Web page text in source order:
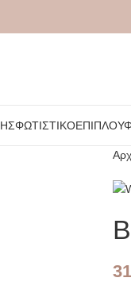
ΦΩΤΙΣΤΙΚΌΈΠΙΠΛΟ